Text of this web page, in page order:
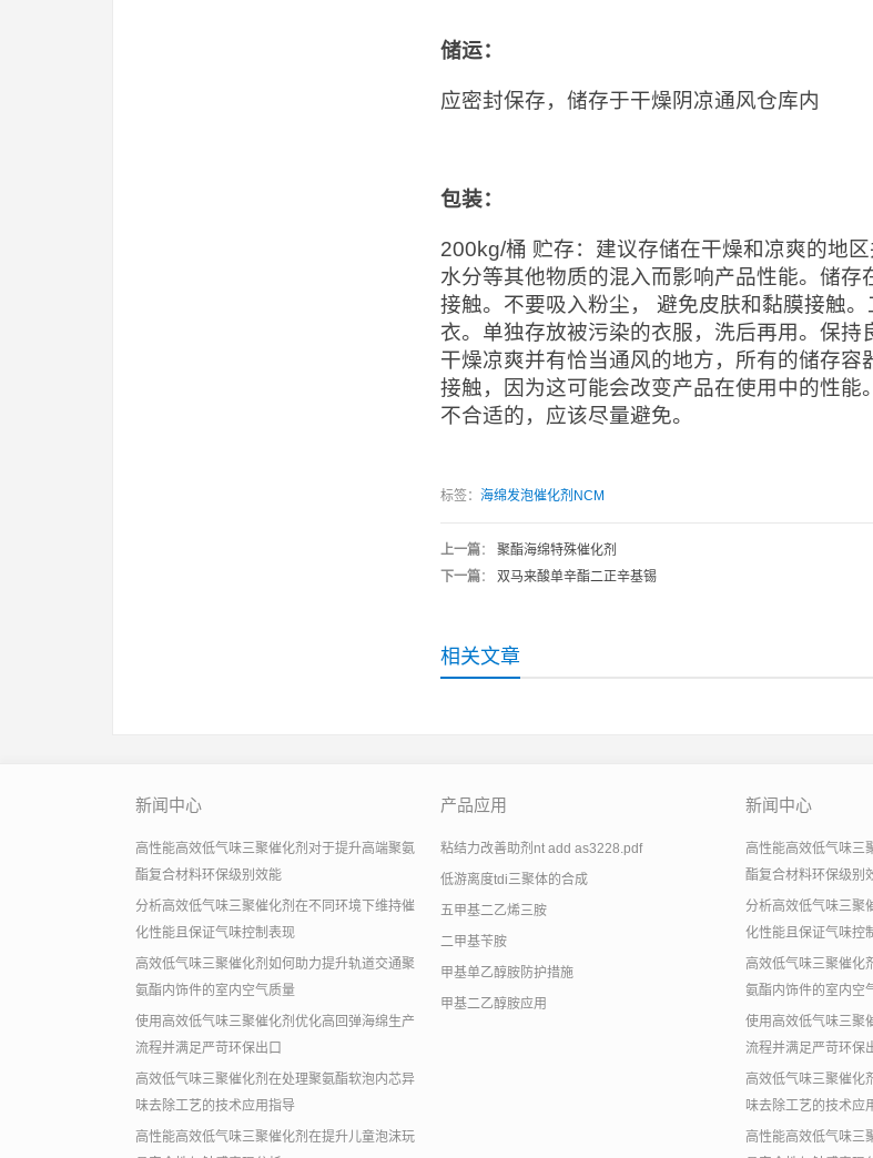
储运：
应密封保存，储存于干燥阴凉通风仓库内
包装：
200kg/桶 贮存：建议存储在干燥和凉爽的地
水分等其他物质的混入而影响产品性能。储
接触。不要吸入粉尘， 避免皮肤和黏膜接触
衣。单独存放被污染的衣服，洗后再用。保
干燥凉爽并有恰当通风的地方，所有的储存
接触，因为这可能会改变产品在使用中的性
不合适的，应该尽量避免。
标签： 海绵发泡催化剂NCM
上一篇： 聚酯海绵特殊催化剂
下一篇： 双马来酸单辛酯二正辛基锡
相关文章
新闻中心
高性能高效低气味三聚催化剂对于提升高端聚氨
酯复合材料环保级别效能
分析高效低气味三聚催化剂在不同环境下维持催
化性能且保证气味控制表现
高效低气味三聚催化剂如何助力提升轨道交通聚
氨酯内饰件的室内空气质量
使用高效低气味三聚催化剂优化高回弹海绵生产
流程并满足严苛环保出口
高效低气味三聚催化剂在处理聚氨酯软泡内芯异
味去除工艺的技术应用指导
高性能高效低气味三聚催化剂在提升儿童泡沫玩
产品应用
粘结力改善助剂nt add as3228.pdf
低游离度tdi三聚体的合成
五甲基二乙烯三胺
二甲基苄胺
甲基单乙醇胺防护措施
甲基二乙醇胺应用
新闻中心
高性能高效低气味三
酯复合材料环保级别
分析高效低气味三聚
化性能且保证气味控
高效低气味三聚催化
氨酯内饰件的室内空
使用高效低气味三聚
流程并满足严苛环保
高效低气味三聚催化
味去除工艺的技术应
高性能高效低气味三